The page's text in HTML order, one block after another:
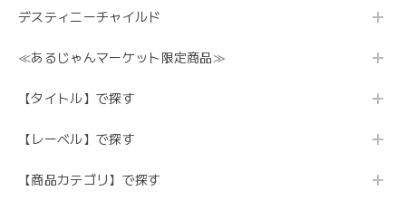
デスティニーチャイルド
≪あるじゃんマーケット限定商品≫
【タイトル】で探す
【レーベル】で探す
【商品カテゴリ】で探す